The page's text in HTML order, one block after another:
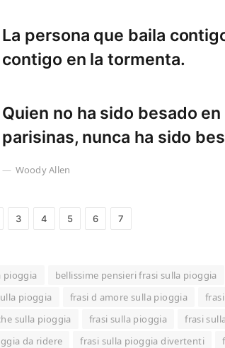
La persona que baila
contigo en la tormenta.
Quien no ha sido besado
parisinas, nunca ha sido
Woody Allen
3 4 5 6 7
pioggia bellissime pensieri frasi sulla pioggia
pioggia
frasi d amore sulla pioggia
sulla pioggia
frasi sulla pioggia frasi
da ridere
frasi sulla pioggia divertenti